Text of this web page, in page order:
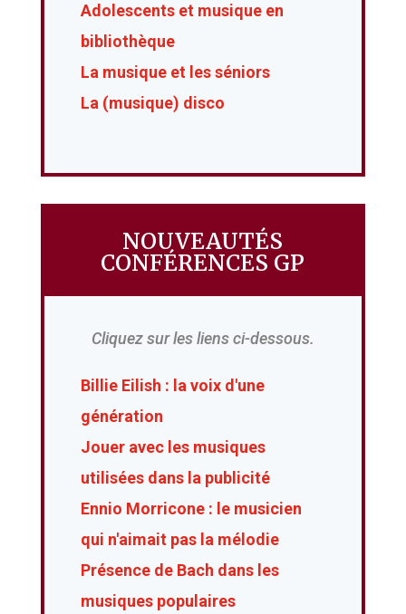
Adolescents et musique en
bibliothèque
La musique et les séniors
La (musique) disco
NOUVEAUTÉS
CONFÉRENCES GP
Cliquez sur les liens ci-dessous.
Billie Eilish : la voix d'une
génération
Jouer avec les musiques
utilisées dans la publicité
Ennio Morricone : le musicien
qui n'aimait pas la mélodie
Présence de Bach dans les
musiques populaires